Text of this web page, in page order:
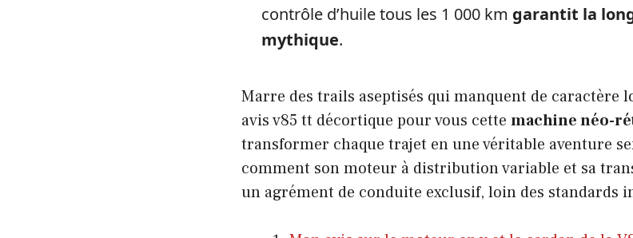
contrôle d’huile tous les 1 000 km garantit la
mythique.
Marre des trails aseptisés qui manquent de caractère
avis v85 tt décortique pour vous cette machine néo-
transformer chaque trajet en une véritable aventure
comment son moteur à distribution variable et sa
un agrément de conduite exclusif, loin des standards